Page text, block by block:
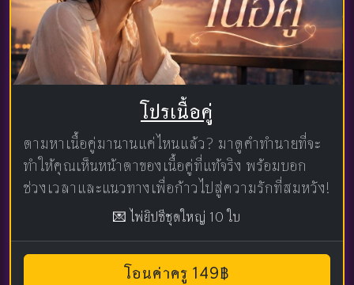
โปรเนื้อคู่
ตามหาเนื้อคู่มานานแค่ไหนแล้ว? มาดูคำทำนายที่จะ
ทำให้คุณเห็นหน้าตาของเนื้อคู่ที่แท้จริง พร้อมบอก
ช่วงเวลาและแนวทางเพื่อก้าวไปสู่ความรักที่สมหวัง!
💌 ไพ่ยิปซีชุดใหญ่ 10 ใบ
โอนค่าครู 149฿